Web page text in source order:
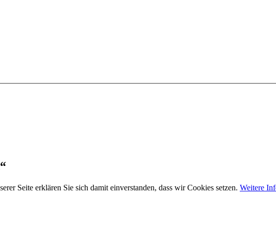
Seite erklären Sie sich damit einverstanden, dass wir Cookies setzen. Weitere